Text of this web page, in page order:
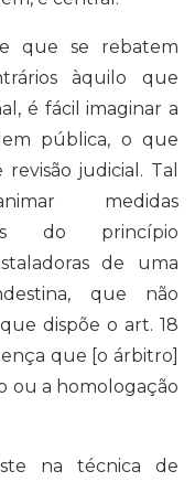
que se rebatem
àquilo que
é fácil imaginar a
pública, o que
judicial. Tal
medidas
do princípio
de uma
que não
dispõe o art. 18
que [o árbitro]
ou a homologação
na técnica de